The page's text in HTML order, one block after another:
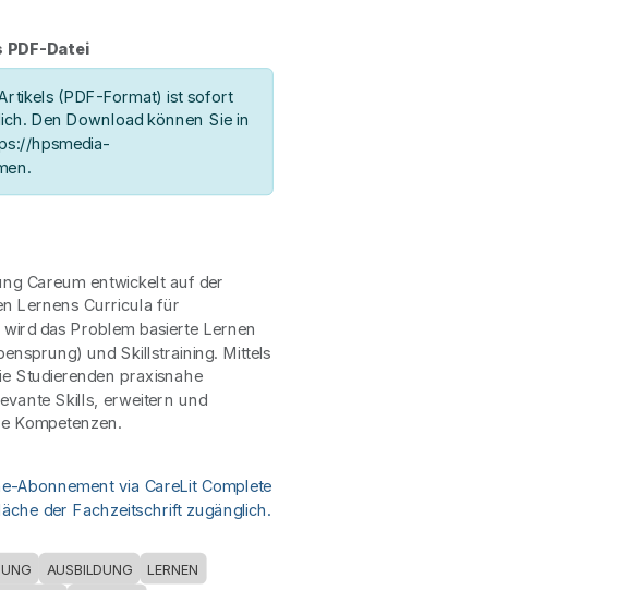
PDF-Datei
(PDF-Format) ist sofort
Den Download können Sie in
hpsmedia-
Careum entwickelt auf der
Lernens Curricula für
das Problem basierte Lernen
und Skillstraining. Mittels
Studierenden praxisnahe
Skills, erweitern und
Kompetenzen.
Abonnement via CareLit Complete
der Fachzeitschrift zugänglich.
AUSBILDUNG
LERNEN